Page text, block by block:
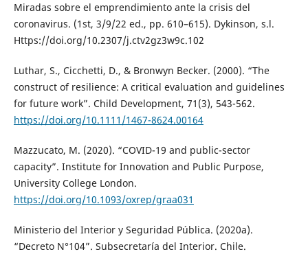
Miradas sobre el emprendimiento ante la crisis del
coronavirus. (1st, 3/9/22 ed., pp. 610–615). Dykinson, s.l.
Https://doi.org/10.2307/j.ctv2gz3w9c.102
Luthar, S., Cicchetti, D., & Bronwyn Becker. (2000). “The
construct of resilience: A critical evaluation and guidelines
for future work”. Child Development, 71(3), 543-562.
https://doi.org/10.1111/1467-8624.00164
Mazzucato, M. (2020). “COVID-19 and public-sector
capacity”. Institute for Innovation and Public Purpose,
University College London.
https://doi.org/10.1093/oxrep/graa031
Ministerio del Interior y Seguridad Pública. (2020a).
“Decreto N°104”. Subsecretaría del Interior. Chile.